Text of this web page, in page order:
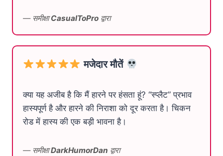
— समीक्षाCasualToPro द्वारा
मजेदार मौतें
क्या यह अजीब है कि मैं हारने पर हंसता हूं? “स्प्लैट” प्रभाव
हास्यपूर्ण है और हारने की निराशा को दूर करता है। चिकन
रोड में हास्य की एक बड़ी भावना है।
— समीक्षाDarkHumorDan द्वारा